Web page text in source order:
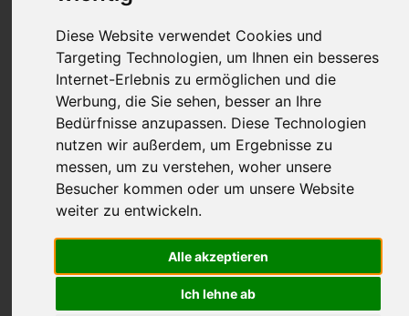
Diese Website verwendet Cookies und
Targeting Technologien, um Ihnen ein besseres
Internet-Erlebnis zu ermöglichen und die
Werbung, die Sie sehen, besser an Ihre
Bedürfnisse anzupassen. Diese Technologien
nutzen wir außerdem, um Ergebnisse zu
messen, um zu verstehen, woher unsere
Besucher kommen oder um unsere Website
weiter zu entwickeln.
Alle akzeptieren
Ich lehne ab
2025-07-08 14:14von Fischer